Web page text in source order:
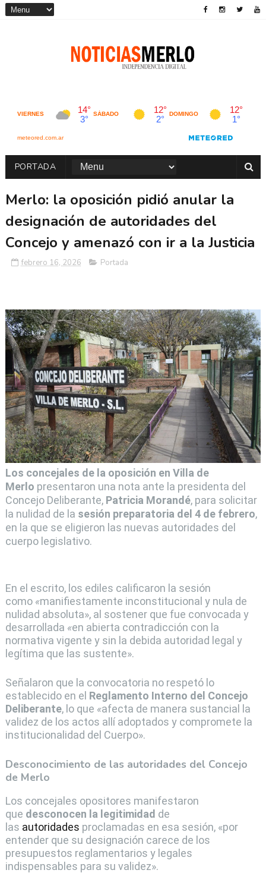
PORTADA
Merlo: la oposición pidió anular la
designación de autoridades del
Concejo y amenazó con ir a la Justicia
febrero 16, 2026 Portada
Los concejales de la oposición en Villa de
Merlo presentaron una nota ante la presidenta del
Concejo Deliberante, Patricia Morandé, para solicitar
la nulidad de la sesión preparatoria del 4 de febrero,
en la que se eligieron las nuevas autoridades del
cuerpo legislativo.
En el escrito, los ediles calificaron la sesión
como «manifiestamente inconstitucional y nula de
nulidad absoluta», al sostener que fue convocada y
desarrollada «en abierta contradicción con la
normativa vigente y sin la debida autoridad legal y
legítima que las sustente».
Señalaron que la convocatoria no respetó lo
establecido en el Reglamento Interno del Concejo
Deliberante, lo que «afecta de manera sustancial la
validez de los actos allí adoptados y compromete la
institucionalidad del Cuerpo».
Desconocimiento de las autoridades del Concejo
de Merlo
Los concejales opositores manifestaron
que desconocen la legitimidad de
las autoridades proclamadas en esa sesión, «por
entender que su designación carece de los
presupuestos reglamentarios y legales
indispensables para su validez».